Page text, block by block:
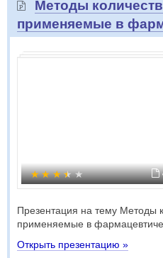
Методы
применяемые в
Презентация на тему Методы
применяемые в
Открыть презентацию »